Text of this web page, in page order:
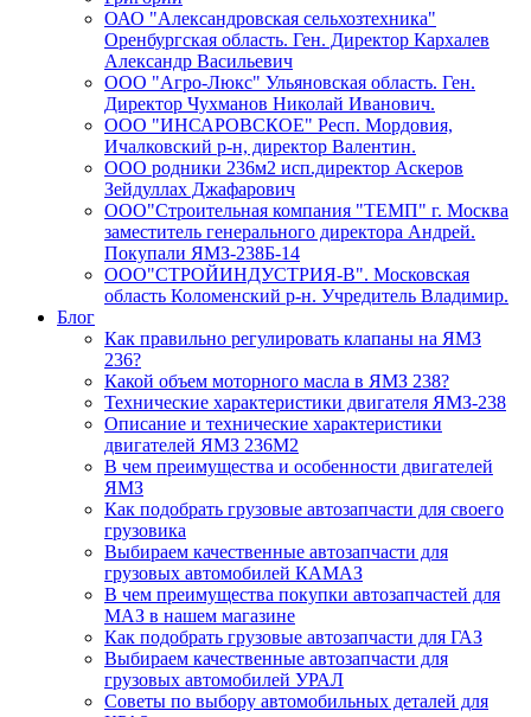
ОАО "Александровская сельхозтехника"
Оренбургская область. Ген. Директор Кархалев
Александр Васильевич
ООО "Агро-Люкс" Ульяновская область. Ген.
Директор Чухманов Николай Иванович.
ООО "ИНСАРОВСКОЕ" Респ. Мордовия,
Ичалковский р-н, директор Валентин.
ООО родники 236м2 исп.директор Аскеров
Зейдуллах Джафарович
ООО"Строительная компания "ТЕМП" г. Москва
заместитель генерального директора Андрей.
Покупали ЯМЗ-238Б-14
ООО"СТРОЙИНДУСТРИЯ-В". Московская
область Коломенский р-н. Учредитель Владимир.
Блог
Как правильно регулировать клапаны на ЯМЗ
236?
Какой объем моторного масла в ЯМЗ 238?
Технические характеристики двигателя ЯМЗ-238
Описание и технические характеристики
двигателей ЯМЗ 236М2
В чем преимущества и особенности двигателей
ЯМЗ
Как подобрать грузовые автозапчасти для своего
грузовика
Выбираем качественные автозапчасти для
грузовых автомобилей КАМАЗ
В чем преимущества покупки автозапчастей для
МАЗ в нашем магазине
Как подобрать грузовые автозапчасти для ГАЗ
Выбираем качественные автозапчасти для
грузовых автомобилей УРАЛ
Советы по выбору автомобильных деталей для